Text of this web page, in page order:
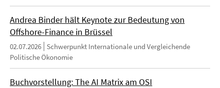
Andrea Binder hält Keynote zur Bedeutung von
Offshore-Finance in Brüssel
02.07.2026
Schwerpunkt Internationale und Vergleichende
Politische Ökonomie
Buchvorstellung: The AI Matrix am OSI